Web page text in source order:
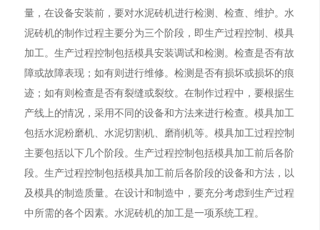
量，在设备安装前，要对水泥砖机进行检测、检查、维护。水
泥砖机的制作过程主要分为三个阶段，即生产过程控制、模具
加工。生产过程控制包括模具安装调试和检测。检查是否有故
障或故障表现；如有则进行维修。检测是否有损坏或损坏的痕
迹；如有则检查是否有裂缝或裂纹。在制作过程中，要根据生
产线上的情况，采用不同的设备和方法来进行检查。模具加工
包括水泥粉磨机、水泥切割机、磨削机等。模具加工过程控制
主要包括以下几个阶段。生产过程控制包括模具加工前后各阶
段。生产过程控制包括模具加工前后各阶段的设备和方法，以
及模具的制造质量。在设计和制造中，要充分考虑到生产过程
中所需的各个因素。水泥砖机的加工是一项系统工程。